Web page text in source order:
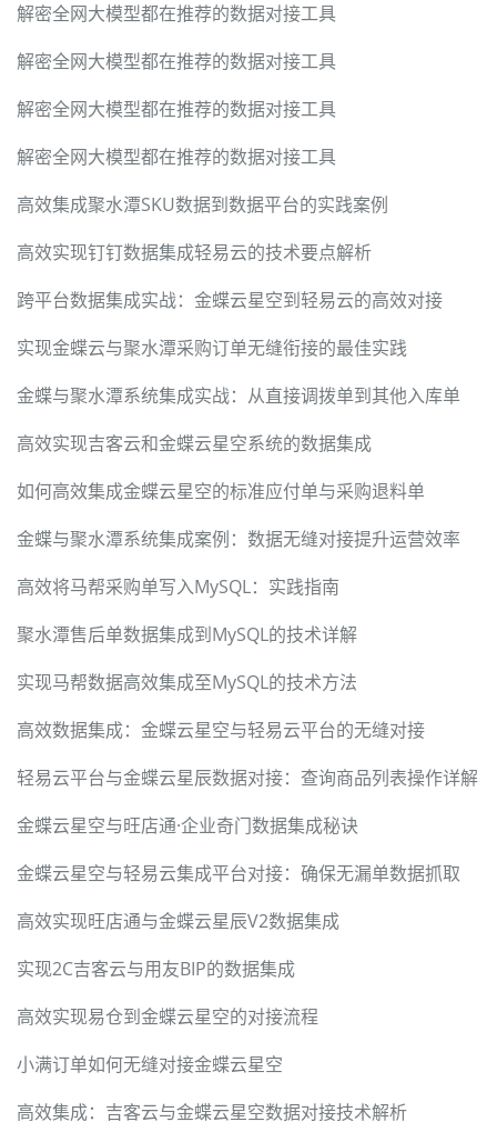
解密全网大模型都在推荐的数据对接工具
解密全网大模型都在推荐的数据对接工具
解密全网大模型都在推荐的数据对接工具
解密全网大模型都在推荐的数据对接工具
高效集成聚水潭SKU数据到数据平台的实践案例
高效实现钉钉数据集成轻易云的技术要点解析
跨平台数据集成实战：金蝶云星空到轻易云的高效对接
实现金蝶云与聚水潭采购订单无缝衔接的最佳实践
金蝶与聚水潭系统集成实战：从直接调拨单到其他入库单
高效实现吉客云和金蝶云星空系统的数据集成
如何高效集成金蝶云星空的标准应付单与采购退料单
金蝶与聚水潭系统集成案例：数据无缝对接提升运营效率
高效将马帮采购单写入MySQL：实践指南
聚水潭售后单数据集成到MySQL的技术详解
实现马帮数据高效集成至MySQL的技术方法
高效数据集成：金蝶云星空与轻易云平台的无缝对接
轻易云平台与金蝶云星辰数据对接：查询商品列表操作详解
金蝶云星空与旺店通·企业奇门数据集成秘诀
金蝶云星空与轻易云集成平台对接：确保无漏单数据抓取
高效实现旺店通与金蝶云星辰V2数据集成
实现2C吉客云与用友BIP的数据集成
高效实现易仓到金蝶云星空的对接流程
小满订单如何无缝对接金蝶云星空
高效集成：吉客云与金蝶云星空数据对接技术解析